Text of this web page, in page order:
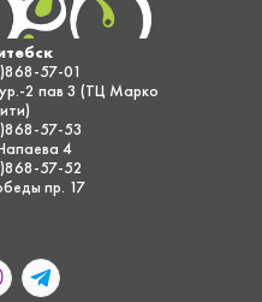
57-01
2 пав 3 (ТЦ Марко
57-53
4
57-52
пр. 17